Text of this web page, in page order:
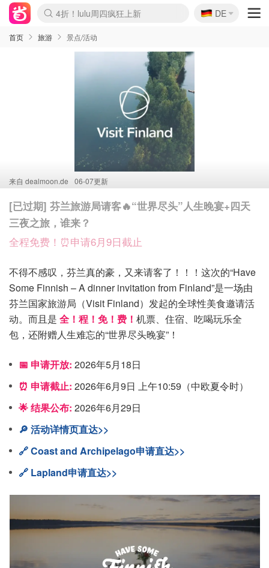
Boticinal 夏促开抢！
4折！lulu周四疯狂上新
还没结束！&OtherStories大促
Joybuy变相75折 随时失效
速领！Stanley独家85折
疑似霸哥！Camper额外叠85折
Zalando 奥莱闪促！每日更新
Moncler反季囤！5折起+叠9折
Coach Brooklyn仅€192
🇩🇪
DE
首页 旅游 景点/活动
来自 dealmoon.de 06-07更新
[已过期] 芬兰旅游局请客🔥“世界尽头”人生晚宴+四天
三夜之旅，谁来？
全程免费！⏰申请6月9日截止
不得不感叹，芬兰真的豪，又来请客了！！！这次的“Have
Some Finnish – A dinner invitation from Finland”是一场由
芬兰国家旅游局（Visit Finland）发起的全球性美食邀请活
动。而且是 全！程！免！费！ 机票、住宿、吃喝玩乐全
包，还附赠人生难忘的“世界尽头晚宴”！
📅 申请开放: 2026年5月18日
⏰ 申请截止: 2026年6月9日 上午10:59（中欧夏令时）
🌟 结果公布: 2026年6月29日
🔎 活动详情页直达>>
🔗 Coast and Archipelago申请直达>>
🔗 Lapland申请直达>>